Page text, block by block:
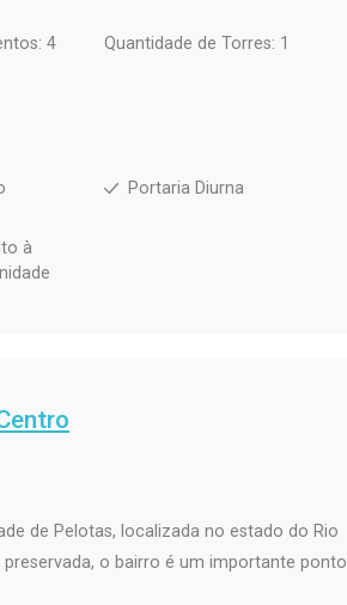
4
Quantidade de Torres: 1
Portaria Diurna
à
de Pelotas, localizada no estado do Rio
o bairro é um importante ponto